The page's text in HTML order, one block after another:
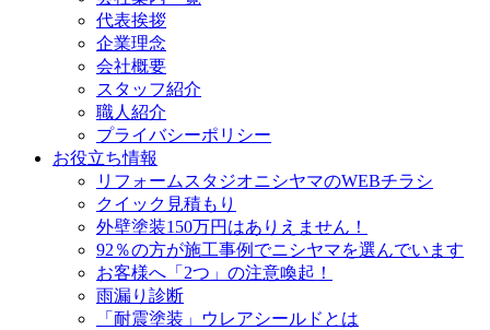
代表挨拶
企業理念
会社概要
スタッフ紹介
職人紹介
プライバシーポリシー
お役立ち情報
リフォームスタジオニシヤマのWEBチラシ
クイック見積もり
外壁塗装150万円はありえません！
92％の方が施工事例でニシヤマを選んでいます
お客様へ「2つ」の注意喚起！
雨漏り診断
「耐震塗装」ウレアシールドとは